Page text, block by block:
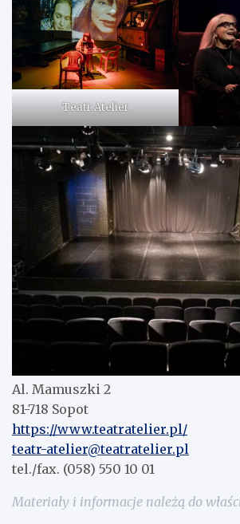
Teatr Atelier
Al. Mamuszki 2
81-718 Sopot
https://www.teatratelier.pl/
teatr-atelier@teatratelier.pl
tel./fax. (058) 550 10 01
Materiały i informacje należą do